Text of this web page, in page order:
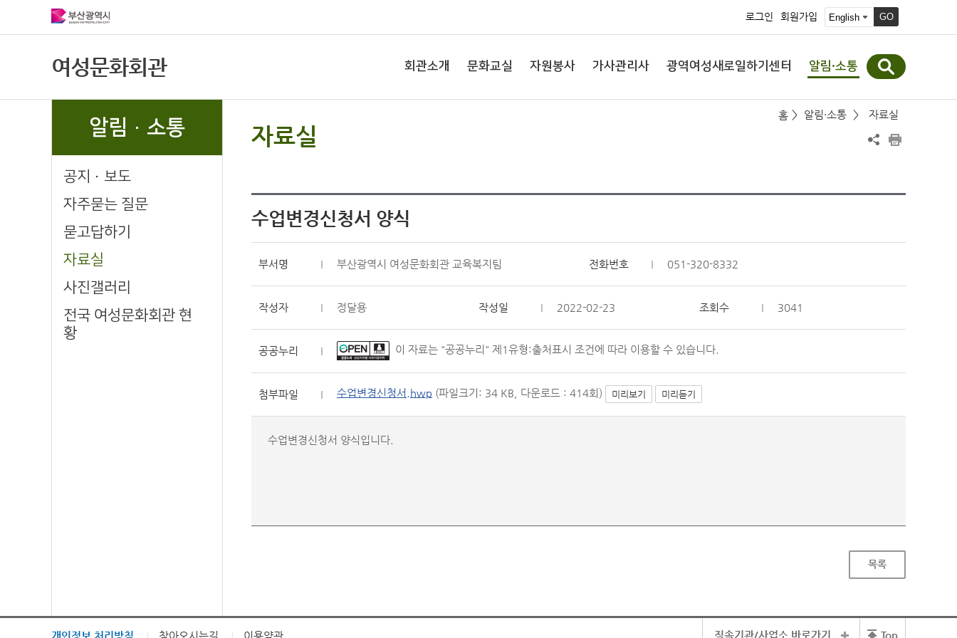
로그인 회원가입 GO
여성문화회관 회관소개 문화교실 자원봉사 가사관리사 광역여성새로일하기센터 알림·소통
알림·소통
공지·보도
자주묻는 질문
묻고답하기
자료실
사진갤러리
전국 여성문화회관 현
황
홈 > 알림·소통 > 자료실
자료실
수업변경신청서 양식
부서명 부산광역시 여성문화회관 교육복지팀 전화번호 051-320-8332
작성자 정달용 작성일 2022-02-23 조회수 3041
공공누리 이 자료는 "공공누리" 제1유형:출처표시 조건에 따라 이용할 수 있습니다.
첨부파일 수업변경신청서.hwp (파일크기: 34 KB, 다운로드 : 414회) 미리보기 미리듣기
수업변경신청서 양식입니다.
목록
개인정보 처리방침 찾아오시는길 이용약관 직속기관/사업소 바로가기 Top